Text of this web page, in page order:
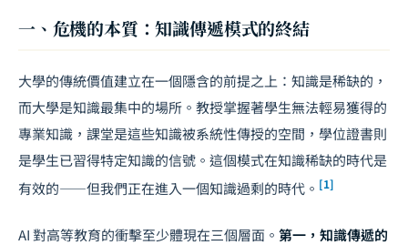
一、危機的本質：知識傳遞模式的終結
大學的傳統價值建立在一個隱含的前提之上：知識是稀缺的，
而大學是知識最集中的場所。教授掌握著學生無法輕易獲得的
專業知識，課堂是這些知識被系統性傳授的空間，學位證書則
是學生已習得特定知識的信號。這個模式在知識稀缺的時代是
有效的——但我們正在進入一個知識過剩的時代。 [1]
AI 對高等教育的衝擊至少體現在三個層面。 第一，知識傳遞的